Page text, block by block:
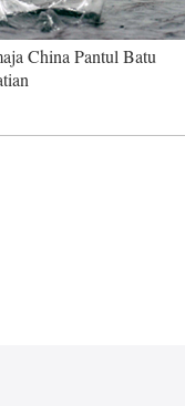
China Pantul Batu